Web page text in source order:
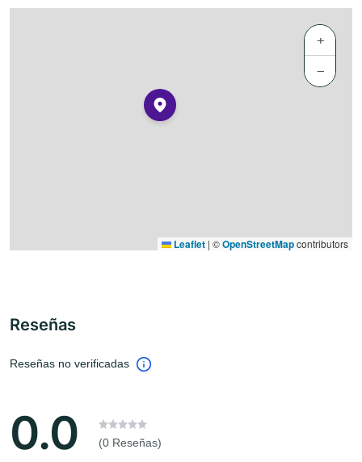
+
−
Leaflet | ©OpenStreetMapcontributors
Reseñas
Reseñas no verificadas
0.0 (0 Reseñas)